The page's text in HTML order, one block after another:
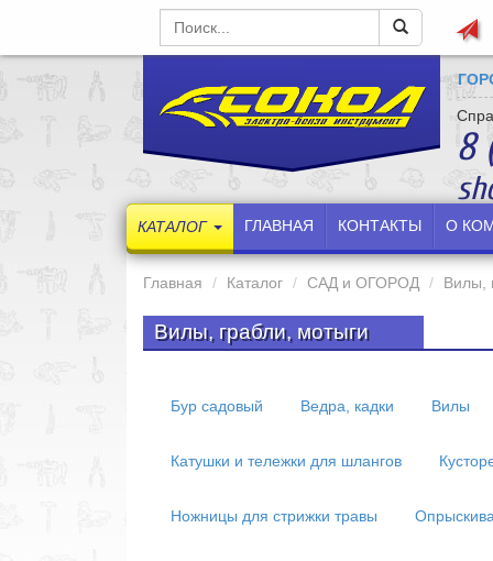
8
КАТАЛОГ ГЛАВНАЯ КОНТАКТЫ О
Главная Каталог САД и ОГОРОД Вилы,
Вилы, грабли, мотыги
Бур садовый Ведра, кадки Вилы
Катушки и тележки для шлангов
Ножницы для стрижки травы